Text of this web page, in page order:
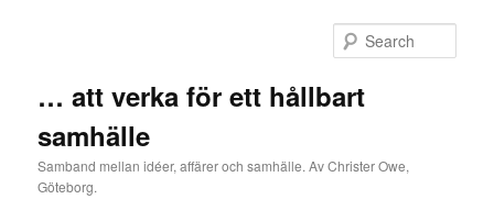
… att verka för ett hållbart
samhälle
Samband mellan idéer, affärer och samhälle. Av Christer Owe,
Göteborg.